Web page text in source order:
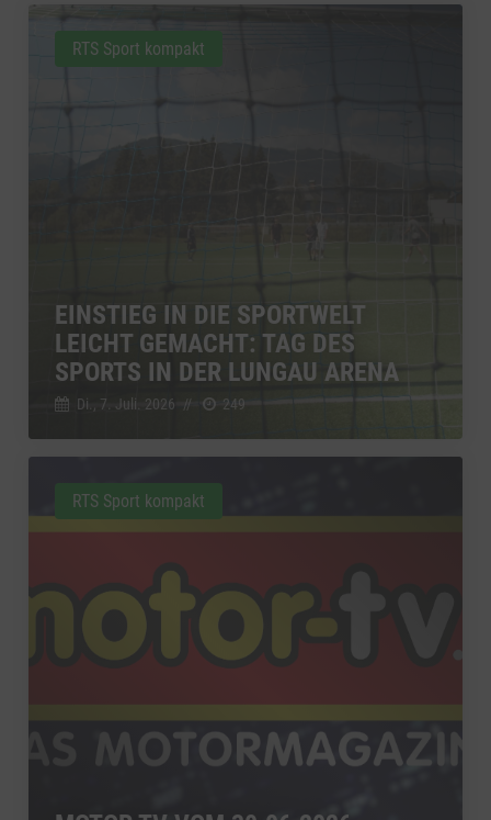
EINSTIEG IN DIE SPORTWELT
LEICHT GEMACHT: TAG DES
SPORTS IN DER LUNGAU ARENA
Di., 7. Juli. 2026 // 249
RTS Sport kompakt
RTS Sport kompakt